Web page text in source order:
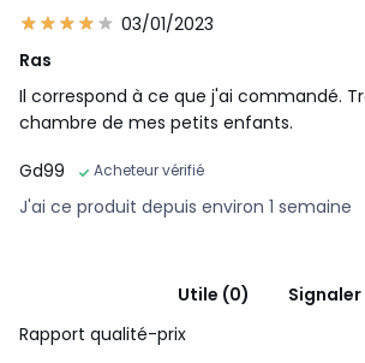
03/01/2023
Ras
Il correspond à ce que j'ai commandé.
chambre de mes petits enfants.
Gd99
Acheteur vérifié
J'ai ce produit depuis environ 1 semaine
Utile (0)
Signaler
Rapport qualité-prix